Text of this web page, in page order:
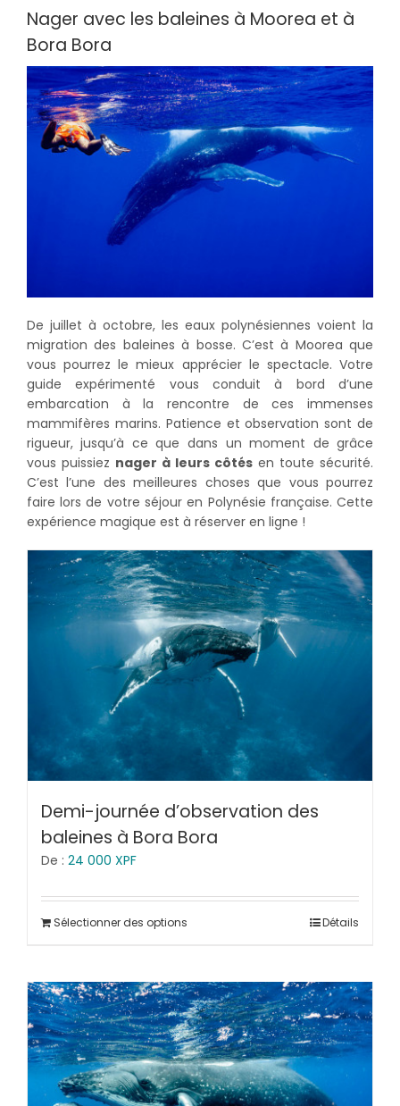
Nager avec les baleines à Moorea et à
Bora Bora
De juillet à octobre, les eaux polynésiennes voient la
migration des baleines à bosse. C’est à Moorea que
vous pourrez le mieux apprécier le spectacle. Votre
guide expérimenté vous conduit à bord d’une
embarcation à la rencontre de ces immenses
mammifères marins. Patience et observation sont de
rigueur, jusqu’à ce que dans un moment de grâce
vous puissiez nager à leurs côtés en toute sécurité.
C’est l’une des meilleures choses que vous pourrez
faire lors de votre séjour en Polynésie française. Cette
expérience magique est à réserver en ligne !
Demi-journée d’observation des
baleines à Bora Bora
De : 24 000 XPF
Sélectionner des options Détails